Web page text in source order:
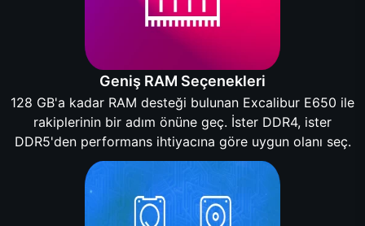
Geniş RAM Seçenekleri
128 GB'a kadar RAM desteği bulunan Excalibur E650 ile
rakiplerinin bir adım önüne geç. İster DDR4, ister
DDR5'den performans ihtiyacına göre uygun olanı seç.